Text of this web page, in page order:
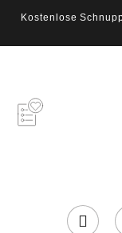
Kostenlose